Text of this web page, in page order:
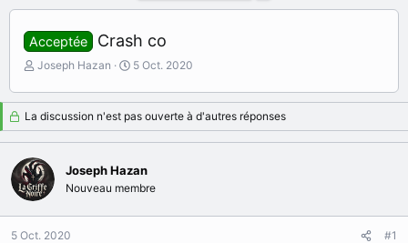
Acceptée Crash co
I
i
i
a
t
e
u
Joseph Hazan
D
t
e
d
e
é
b
5 Oct. 2020
La discussion n'est pas ouverte à d'autres réponses
Joseph Hazan
Nouveau membre
5 Oct. 2020 #1